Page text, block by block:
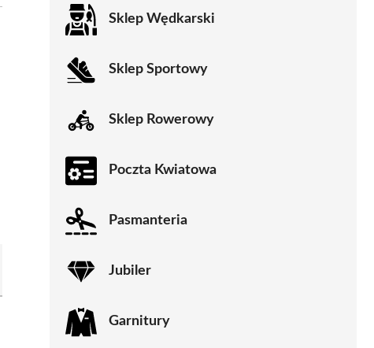
Sklep Wędkarski
Sklep Sportowy
Sklep Rowerowy
Poczta Kwiatowa
Pasmanteria
Jubiler
Garnitury